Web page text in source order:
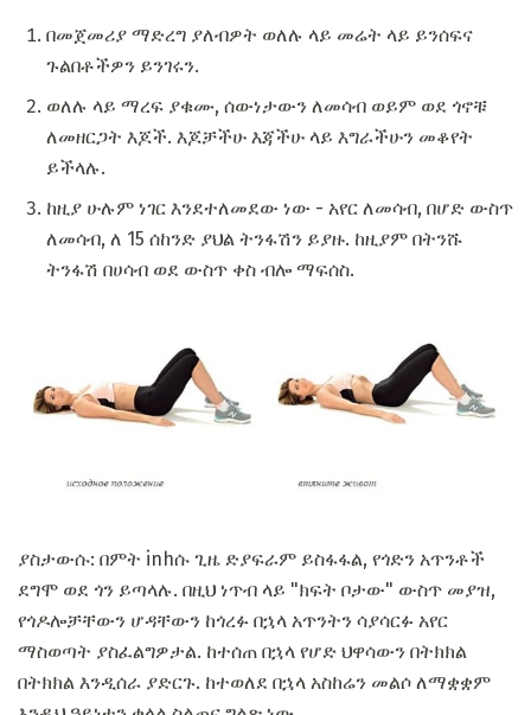
በመጀመሪያ ማድረግ ያለብዎት ወለሉ ላይ መሬት ላይ ይንሰፍና
ጉልበቶችዎን ይንገሩን.
ወለሉ ላይ ማረፍ ያቁሙ, ሰውነታውን ለመሳብ ወይም ወደ ጎኖቹ
ለመዘርጋት እጆች. እጆቻችሁ እጃችሁ ላይ እግራችሁን መቆየት
ይችላሉ.
ከዚያ ሁሉም ነገር እንደተለመደው ነው - አየር ለመሳብ, በሆድ ውስጥ
ለመሳብ, ለ 15 ሰከንድ ያህል ትንፋሽን ይያዙ. ከዚያም በትንሹ
ትንፋሽ በሀሳብ ወደ ውስጥ ቀስ ብሎ ማፍሰስ.
ያስታውሱ: በምት ​​inhሱ ጊዜ ድያፍራም ይስፋፋል, የጎድን አጥንቶች
ደግሞ ወደ ጎን ይጣላሉ. በዚህ ነጥብ ላይ "ክፍት ቦታው" ውስጥ መያዝ,
የጎዶሎቻቸውን ሆዳቸውን ከጎረፉ በኋላ አጥንትን ሳያሳርፉ አየር
ማስወጣት ያስፈልግዎታል. ከተሰጠ በኋላ የሆድ ህዋሳውን በትክክል
በትክክል እንዲሰራ ያድርጉ. ከተወለደ በኋላ አስከሬን መልሶ ለማቋቋም